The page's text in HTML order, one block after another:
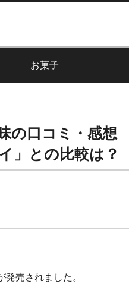
お菓子
の口コミ・感想
」との比較は？
売されました。